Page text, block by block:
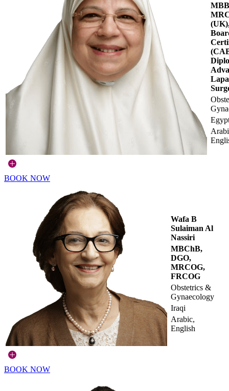
BOOK NOW
Wafa B
Sulaiman Al
Nassiri
MBChB,
DGO,
MRCOG,
FRCOG
Obstetrics &
Gynaecology
Iraqi
Arabic,
English
BOOK NOW